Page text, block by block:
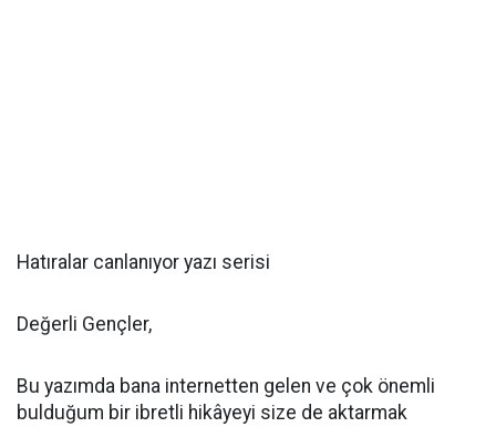
Hatıralar canlanıyor yazı serisi
Değerli Gençler,
Bu yazımda bana internetten gelen ve çok önemli
bulduğum bir ibretli hikâyeyi size de aktarmak